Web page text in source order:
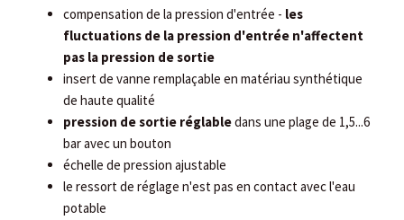
compensation de la pression d'entrée - les
fluctuations de la pression d'entrée n'affectent
pas la pression de sortie
insert de vanne remplaçable en matériau synthétique
de haute qualité
pression de sortie réglabledans une plage de 1,5...6
bar avec un bouton
échelle de pression ajustable
le ressort de réglage n'est pas en contact avec l'eau
potable